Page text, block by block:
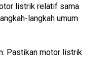
listrik relatif sama
langkah umum
Pastikan motor listrik